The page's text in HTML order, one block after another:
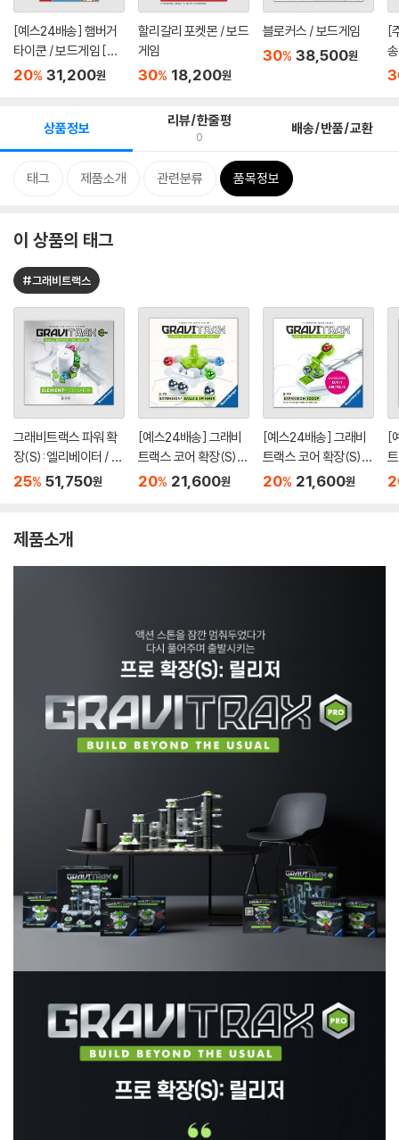
[예스24배송] 햄버거
타이쿤 / 보드게임 [만
6세...
20% 31,200원
할리갈리 포켓몬 / 보드
게임
30% 18,200원
블로커스 / 보드게임
30% 38,500원
[
임
상품정보 리뷰/한줄평
0 배송/반품/교환
태그 제품소개 관련분류 품목정보
이 상품의 태그
#그래비트랙스
그래비트랙스 파워 확
장(S): 엘리베이터 / 마
블런[8세이상,1인이
25% 51,750원
[예스24배송] 그래비
트랙스 코어 확장(S):
볼&스피너 / 마블런[8
20% 21,600원
[예스24배송] 그래비
트랙스 코어 확장(S):
스쿠프 / 마블런[8세이
20% 21,600원
[
제품소개